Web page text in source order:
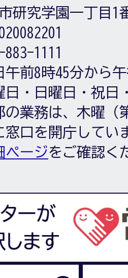
研究学園一丁目1
883-1111
午前8時45分から
日・日曜日・祝日
の業務は、木曜（
窓口を開庁してい
ページをご確認く